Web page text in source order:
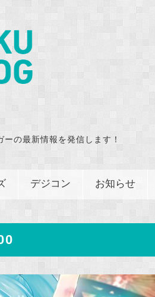
の最新情報を発信します！
デジコン お知らせ